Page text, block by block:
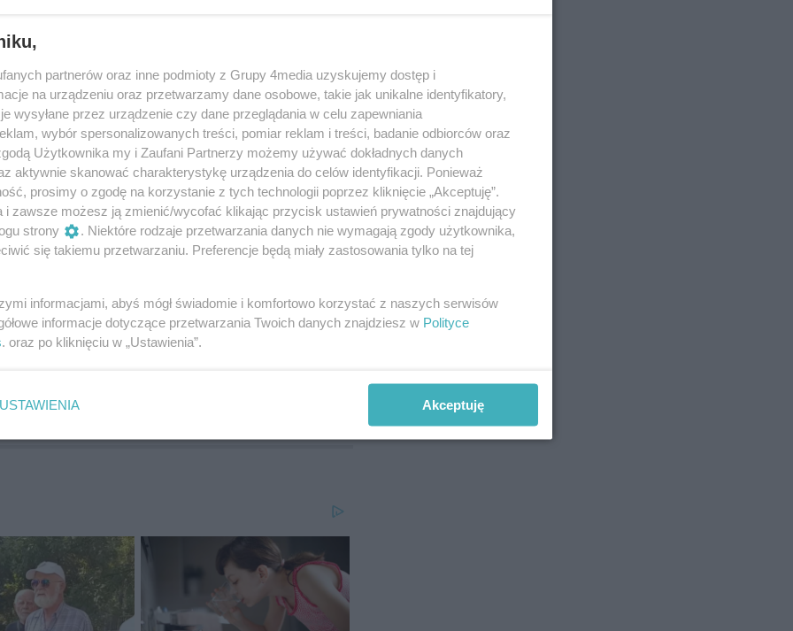
również szeroką ofertę edukacyjną
Od końca czerwca do końca sierpnia
motoryzacji, dawnym rzemiosłom, legendom
ksiąg czy tkactwu. Uzupełnieniem
Miasto wielu kultur”. Zajęcia prowadzone są od
Myślenie, które wyprzedziło czas”,
i ponadpodstawowych. Cykl zajęć przybliża
i wizjonera, pokazując aktualność jego
dostępne są w Muzeum Historii Kielc.
partnerów oraz inne podmioty z Grupy 4media uzyskujemy dostęp i
na urządzeniu oraz przetwarzamy dane osobowe, takie jak unikalne identyfikatory,
wysyłane przez urządzenie czy dane przeglądania w celu zapewniania
wybór spersonalizowanych treści, pomiar reklam i treści, badanie odbiorców oraz
Użytkownika my i Zaufani Partnerzy możemy używać dokładnych danych
aktywnie skanować charakterystykę urządzenia do celów identyfikacji. Ponieważ
prosimy o zgodę na korzystanie z tych technologii poprzez kliknięcie „Akceptuję”.
i zawsze możesz ją zmienić/wycofać klikając przycisk ustawień prywatności znajdujący
strony
. Niektóre rodzaje przetwarzania danych nie wymagają zgody użytkownika,
się takiemu przetwarzaniu. Preferencje będą miały zastosowania tylko na tej
informacjami, abyś mógł świadomie i komfortowo korzystać z naszych serwisów
informacje dotyczące przetwarzania Twoich danych znajdziesz w Polityce
. oraz po kliknięciu w „Ustawienia”.
USTAWIENIA Akceptuję